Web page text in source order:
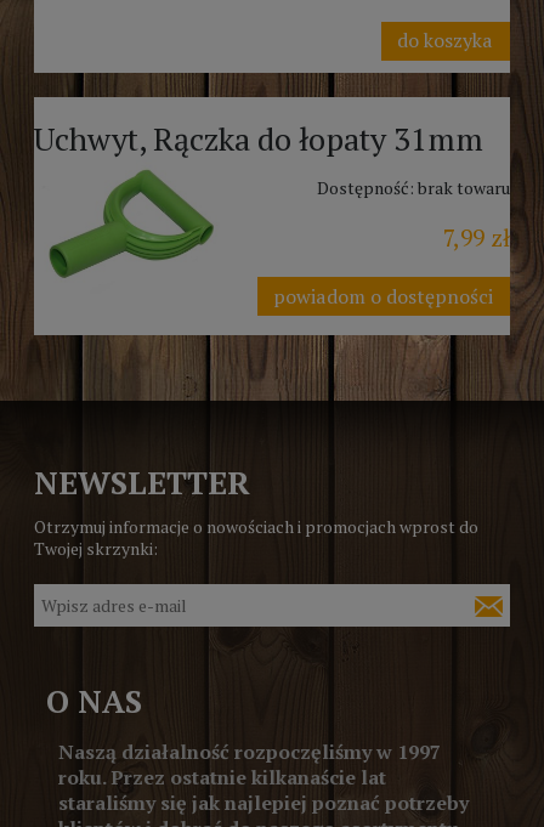
do koszyka
Uchwyt, Rączka do łopaty 31mm
Dostępność: brak towaru
7,99 zł
powiadom o dostępności
NEWSLETTER
Otrzymuj informacje o nowościach i promocjach wprost do
Twojej skrzynki:
O NAS
Naszą działalność rozpoczęliśmy w 1997
roku. Przez ostatnie kilkanaście lat
staraliśmy się jak najlepiej poznać potrzeby